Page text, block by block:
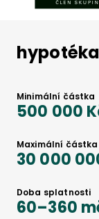
Minimální částka
500 000
Maximální částka
30 000
Doba splatnosti
60–360